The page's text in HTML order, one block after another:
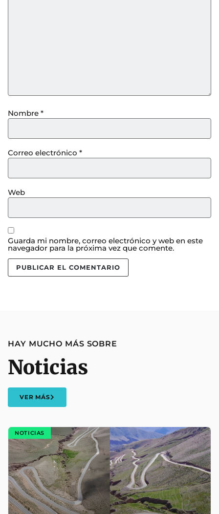
Nombre *
Correo electrónico *
Web
Guarda mi nombre, correo electrónico y web en este
navegador para la próxima vez que comente.
HAY MUCHO MÁS SOBRE
Noticias
VER MÁS
NOTICIAS